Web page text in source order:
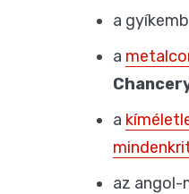
a
a
a
az angol-